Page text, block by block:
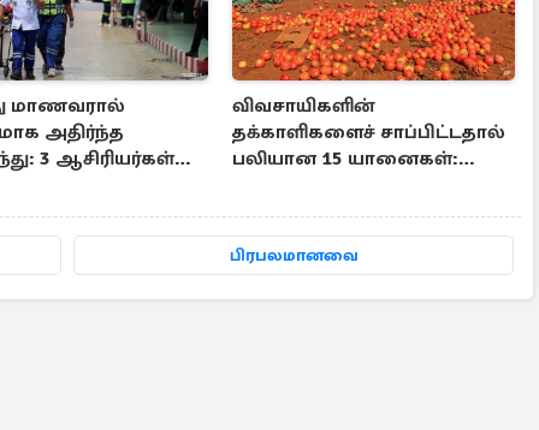
மாணவரால்
அதிர்ந்த
3 ஆசிரியர்கள்
விவசாயிகளின்
தக்காளிகளைச் சாப்பிட்டதால்
பலியான 15 யானைகள்:
பிரபலமானவை